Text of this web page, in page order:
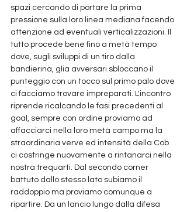
spazi cercando di portare la prima
pressione sulla loro linea mediana facendo
attenzione ad eventuali verticalizzazioni. Il
tutto procede bene fino a metà tempo
dove, sugli sviluppi di un tiro dalla
bandierina, glia avversari sbloccano il
punteggio con un tocco sul primo palo dove
ci facciamo trovare impreparati. L'incontro
riprende ricalcando le fasi precedenti al
goal, sempre con ordine proviamo ad
affacciarci nella loro metà campo ma la
straordinaria verve ed intensità della Cob
ci costringe nuovamente a rintanarci nella
nostra trequarti. Dal secondo corner
battuto dallo stesso lato subiamo il
raddoppio ma proviamo comunque a
ripartire. Da un lancio lungo dalla difesa